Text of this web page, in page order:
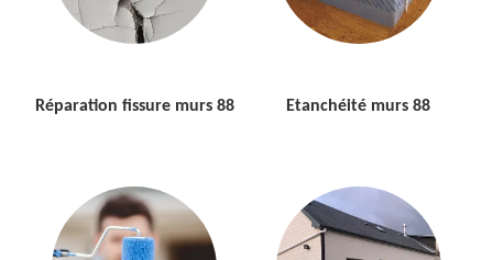
Réparation fissure murs 88 Etanchéité murs 88